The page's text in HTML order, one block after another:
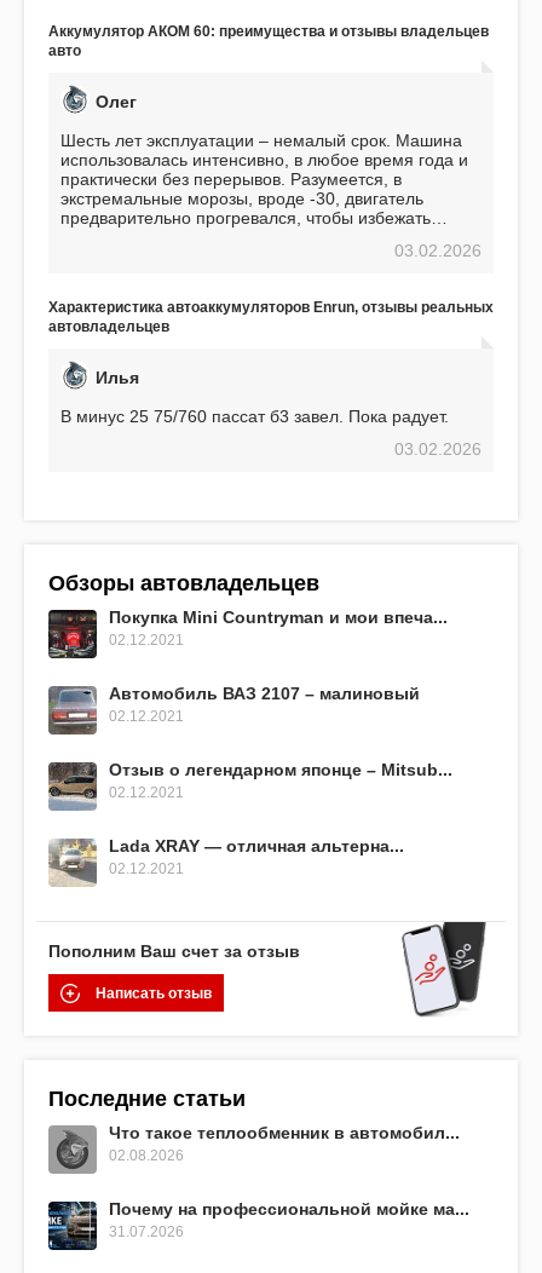
Аккумулятор АКОМ 60: преимущества и отзывы владельцев
авто
Олег
Шесть лет эксплуатации – немалый срок. Машина
использовалась интенсивно, в любое время года и
практически без перерывов. Разумеется, в
экстремальные морозы, вроде -30, двигатель
предварительно прогревался, чтобы избежать
использования не было ни единой поломки,
EFB 75. Судя по характеристикам, он даже
превосходит предыдущую модель.
03.02.2026
Характеристика автоаккумуляторов Enrun, отзывы реальных
автовладельцев
Илья
В минус 25 75/760 пассат б3 завел. Пока радует.
03.02.2026
Обзоры автовладельцев
Покупка Mini Countryman и мои впеча...
02.12.2021
Автомобиль ВАЗ 2107 – малиновый
02.12.2021
Отзыв о легендарном японце – Mitsub...
02.12.2021
Lada XRAY — отличная альтерна...
02.12.2021
Пополним Ваш счет за отзыв
Написать отзыв
Последние статьи
Что такое теплообменник в автомобил...
02.08.2026
Почему на профессиональной мойке ма...
31.07.2026